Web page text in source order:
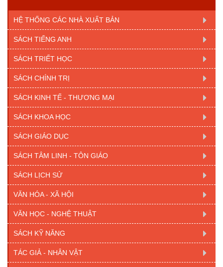
HỆ THỐNG CÁC NHÀ XUẤT BẢN
SÁCH TIẾNG ANH
SÁCH TRIẾT HỌC
SÁCH CHÍNH TRỊ
SÁCH KINH TẾ - THƯƠNG MẠI
SÁCH KHOA HỌC
SÁCH GIÁO DỤC
SÁCH TÂM LINH - TÔN GIÁO
SÁCH LỊCH SỬ
VĂN HÓA - XÃ HỘI
VĂN HỌC - NGHỆ THUẬT
SÁCH KỸ NĂNG
TÁC GIẢ - NHÂN VẬT